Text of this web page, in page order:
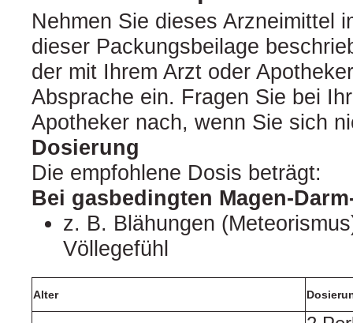
Nehmen Sie dieses Arzneimittel
dieser Packungsbeilage
der mit Ihrem Arzt oder
Absprache ein. Fragen Sie bei
Apotheker nach, wenn Sie sich
Dosierung
Die empfohlene Dosis beträgt:
Bei gasbedingten Magen-
z. B. Blähungen
Völlegefühl
Alter